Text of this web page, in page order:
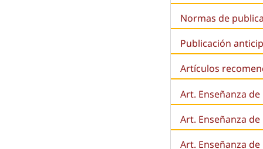
Normas de
Publicación
Artículos
Art. Enseñanza
Art. Enseñanza
Art. Enseñanza de